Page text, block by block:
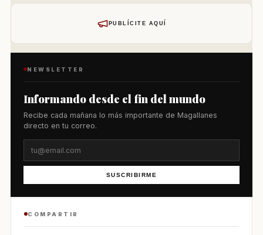
PUBLÍCITE AQUÍ
NEWSLETTER
Informando desde el fin del mundo
Recibe cada mañana lo más importante de Magallanes
directo en tu correo.
SUSCRIBIRME
COMPARTIR